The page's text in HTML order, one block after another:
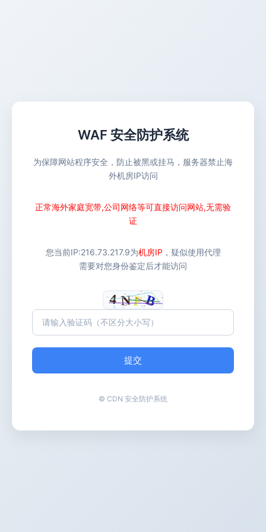
WAF 安全防护系统
为保障网站程序安全，防止被黑或挂马，服务器禁止海
外机房IP访问
正常海外家庭宽带,公司网络等可直接访问网站,无需验
证
您当前IP:216.73.217.9为机房IP ，疑似使用代理
需要对您身份鉴定后才能访问
提交
© CDN 安全防护系统